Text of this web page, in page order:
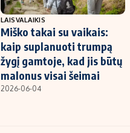
LAISVALAIKIS
Miško takai su vaikais:
kaip suplanuoti trumpą
žygį gamtoje, kad jis būtų
malonus visai šeimai
2026-06-04